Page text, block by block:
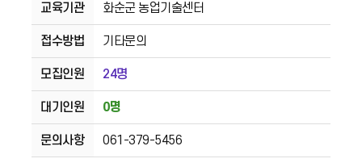
교육기관 화순군 농업기술센터
접수방법 기타문의
모집인원 24명
대기인원 0명
문의사항 061-379-5456